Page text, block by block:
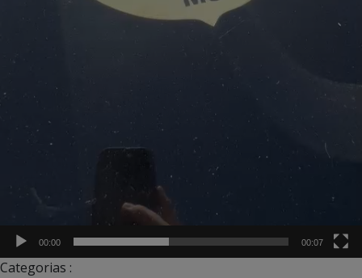
00:00 00:07
Categorias :